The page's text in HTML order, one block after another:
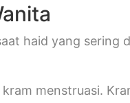
haid yang sering
menstruasi.